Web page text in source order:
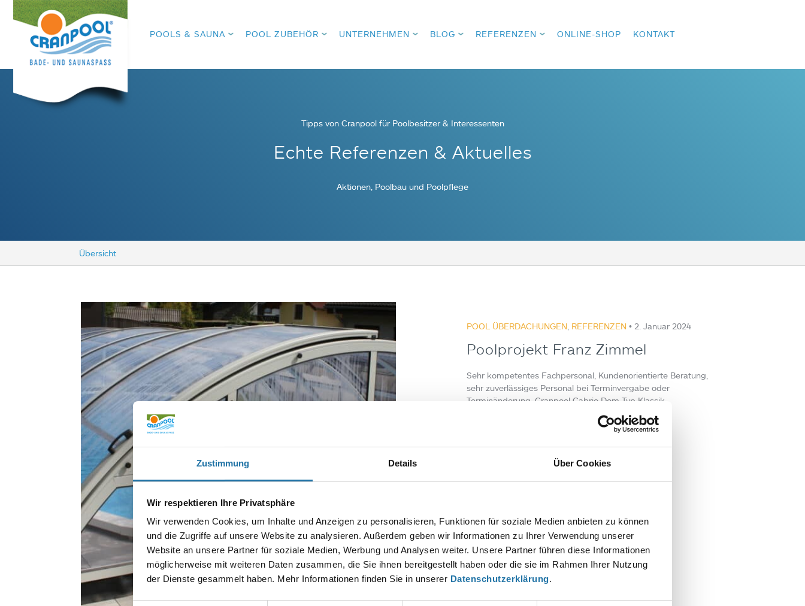
Zustimmung Details Über Cookies
Wir respektieren Ihre Privatsphäre
Wir verwenden Cookies, um Inhalte und Anzeigen zu personalisieren, Funktionen für soziale Medien anbieten zu können
und die Zugriffe auf unsere Website zu analysieren. Außerdem geben wir Informationen zu Ihrer Verwendung unserer
Website an unsere Partner für soziale Medien, Werbung und Analysen weiter. Unsere Partner führen diese Informationen
möglicherweise mit weiteren Daten zusammen, die Sie ihnen bereitgestellt haben oder die sie im Rahmen Ihrer Nutzung
der Dienste gesammelt haben. Mehr Informationen finden Sie in unserer Datenschutzerklärung.
POOLS & SAUNA POOL ZUBEHÖR UNTERNEHMEN BLOG REFERENZEN ONLINE-SHOP KONTAKT
Tipps von Cranpool für Poolbesitzer & Interessenten
Echte Referenzen & Aktuelles
Aktionen, Poolbau und Poolpflege
Übersicht
POOL ÜBERDACHUNGEN REFERENZEN • 2. Januar 2024
Poolprojekt Franz Zimmel
Sehr kompetentes Fachpersonal, Kundenorientierte Beratung,
sehr zuverlässiges Personal bei Terminvergabe oder
Terminänderung. Cranpool Cabrio Dom Typ Klassik